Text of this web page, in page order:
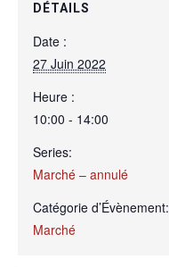
DÉTAILS
Date :
27 Juin 2022
Heure :
10:00 - 14:00
Series:
Marché – annulé
Catégorie d’Évènement:
Marché